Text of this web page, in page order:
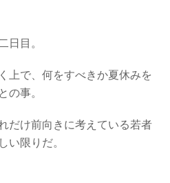
日目。
上で、何をすべきか夏休みを
の事。
だけ前向きに考えている若者
い限りだ。